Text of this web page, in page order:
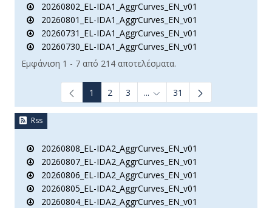
20260802_EL-IDA1_AggrCurves_EN_v01
20260801_EL-IDA1_AggrCurves_EN_v01
20260731_EL-IDA1_AggrCurves_EN_v01
20260730_EL-IDA1_AggrCurves_EN_v01
Εμφάνιση 1 - 7 από 214 αποτελέσματα.
1 2 3 ... Ενδιάμεσες σελίδες Use
31
Rss
20260808_EL-IDA2_AggrCurves_EN_v01
20260807_EL-IDA2_AggrCurves_EN_v01
20260806_EL-IDA2_AggrCurves_EN_v01
20260805_EL-IDA2_AggrCurves_EN_v01
20260804_EL-IDA2_AggrCurves_EN_v01